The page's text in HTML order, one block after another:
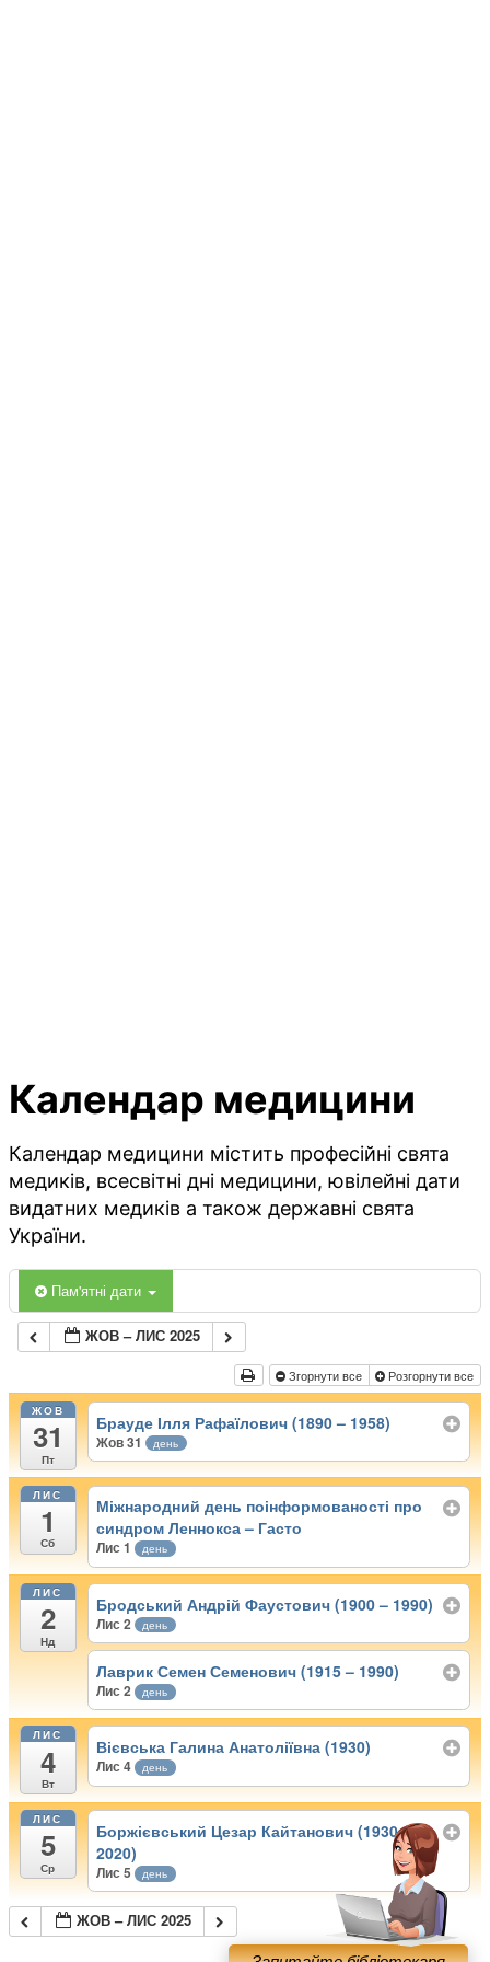
Календар медицини
Календар медицини містить професійні свята
медиків, всесвітні дні медицини, ювілейні дати
видатних медиків а також державні свята
України.
Пам'ятні дати
ЖОВ – ЛИС 2025
Згорнути все Розгорнути все
ЖОВ
31
Пт
Брауде Ілля Рафаїлович (1890 – 1958)
Жов 31 день
ЛИС
1
Сб
Міжнародний день поінформованості про
синдром Леннокса – Гасто
Лис 1 день
ЛИС
2
Нд
Бродський Андрій Фаустович (1900 – 1990)
Лис 2 день
Лаврик Семен Семенович (1915 – 1990)
Лис 2 день
ЛИС
4
Вт
Вієвська Галина Анатоліївна (1930)
Лис 4 день
ЛИС
5
Ср
Боржієвський Цезар Кайтанович (1930 –
2020)
Лис 5 день
ЖОВ – ЛИС 2025